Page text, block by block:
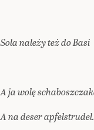
Sola należy też do Basi
A ja wolę
A na deser